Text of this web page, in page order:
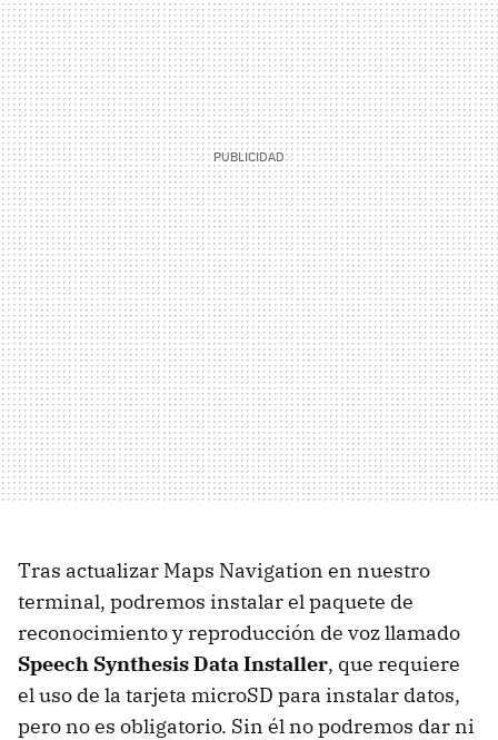
Tras actualizar Maps Navigation en nuestro
terminal, podremos instalar el paquete de
reconocimiento y reproducción de voz llamado
Speech Synthesis Data Installer, que requiere
el uso de la tarjeta microSD para instalar datos,
pero no es obligatorio. Sin él no podremos dar ni